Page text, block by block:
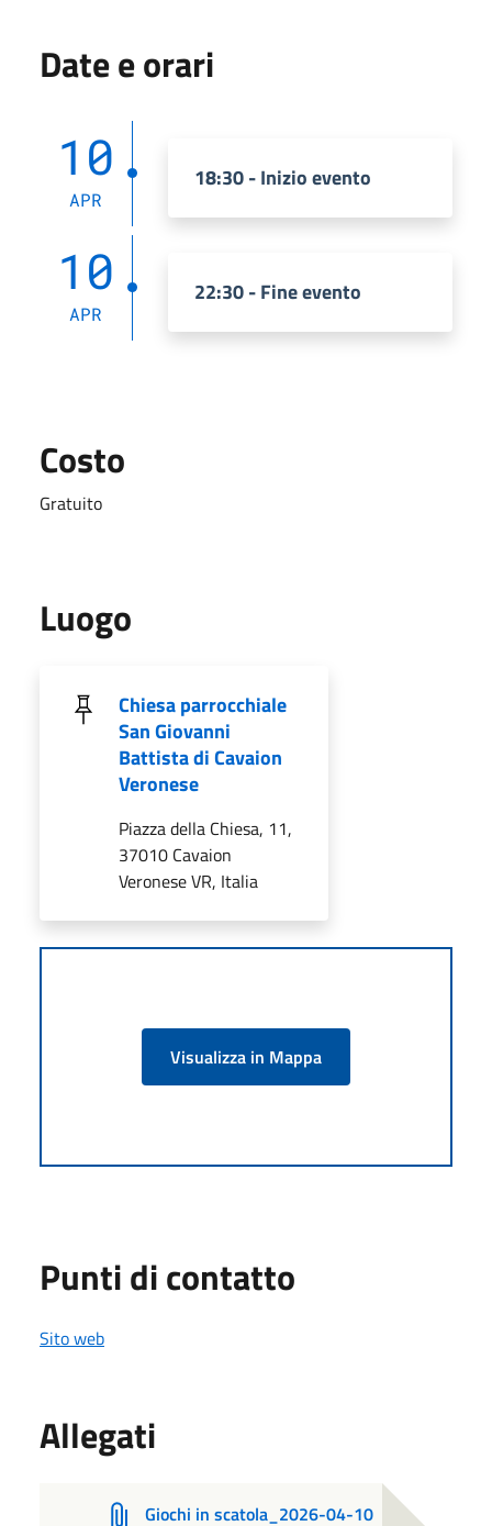
Date e orari
10
APR
18:30 - Inizio evento
10
APR
22:30 - Fine evento
Costo
Gratuito
Luogo
Chiesa parrocchiale
San Giovanni
Battista di Cavaion
Veronese
Piazza della Chiesa, 11,
37010 Cavaion
Veronese VR, Italia
Visualizza in Mappa
Punti di contatto
Sito web
Allegati
Giochi in scatola_2026-04-10